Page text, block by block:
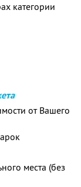
категории
от Вашего
места (без